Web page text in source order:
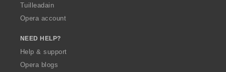
Tuilleadain
Opera account
NEED HELP?
Help & support
Opera blogs